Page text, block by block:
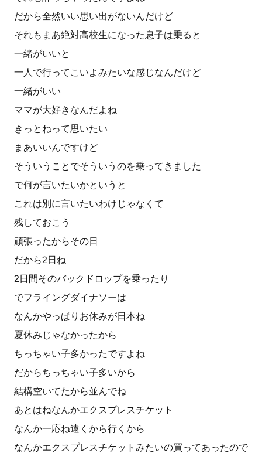
だから全然いい思い出がないんだけど
それもまあ絶対高校生になった息子は乗ると
一緒がいいと
一人で行ってこいよみたいな感じなんだけど
一緒がいい
ママが大好きなんだよね
きっとねって思いたい
まあいいんですけど
そういうことでそういうのを乗ってきました
で何が言いたいかというと
これは別に言いたいわけじゃなくて
残しておこう
頑張ったからその日
だから2日ね
2日間そのバックドロップを乗ったり
でフライングダイナソーは
なんかやっぱりお休みが日本ね
夏休みじゃなかったから
ちっちゃい子多かったですよね
だからちっちゃい子多いから
結構空いてたから並んでね
あとはねなんかエクスプレスチケット
なんか一応ね遠くから行くから
なんかエクスプレスチケットみたいの買ってあったので